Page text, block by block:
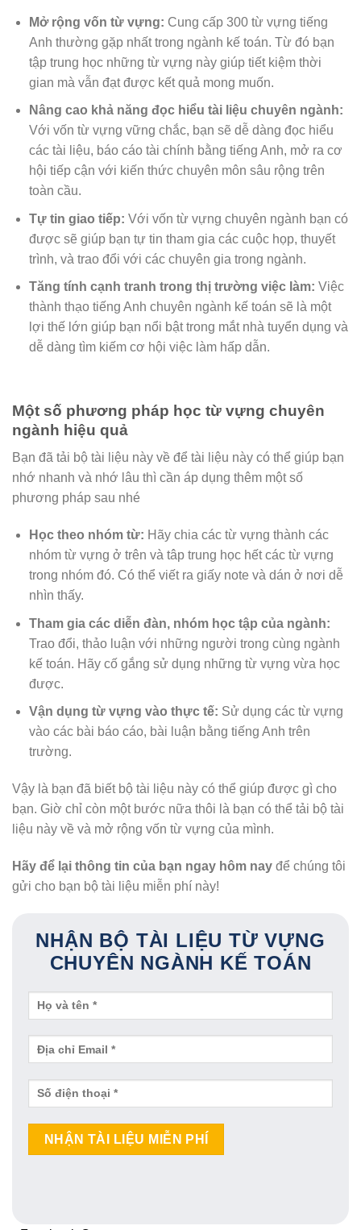
Mở rộng vốn từ vựng: Cung cấp 300 từ vựng tiếng
Anh thường gặp nhất trong ngành kế toán. Từ đó bạn
tập trung học những từ vựng này giúp tiết kiệm thời
gian mà vẫn đạt được kết quả mong muốn.
Nâng cao khả năng đọc hiểu tài liệu chuyên ngành:
Với vốn từ vựng vững chắc, bạn sẽ dễ dàng đọc hiểu
các tài liệu, báo cáo tài chính bằng tiếng Anh, mở ra cơ
hội tiếp cận với kiến thức chuyên môn sâu rộng trên
toàn cầu.
Tự tin giao tiếp: Với vốn từ vựng chuyên ngành bạn có
được sẽ giúp bạn tự tin tham gia các cuộc họp, thuyết
trình, và trao đổi với các chuyên gia trong ngành.
Tăng tính cạnh tranh trong thị trường việc làm: Việc
thành thạo tiếng Anh chuyên ngành kế toán sẽ là một
lợi thế lớn giúp bạn nổi bật trong mắt nhà tuyển dụng và
dễ dàng tìm kiếm cơ hội việc làm hấp dẫn.
Một số phương pháp học từ vựng chuyên
ngành hiệu quả
Bạn đã tải bộ tài liệu này về để tài liệu này có thể giúp bạn
nhớ nhanh và nhớ lâu thì cần áp dụng thêm một số
phương pháp sau nhé
Học theo nhóm từ: Hãy chia các từ vựng thành các
nhóm từ vựng ở trên và tâp trung học hết các từ vựng
trong nhóm đó. Có thể viết ra giấy note và dán ở nơi dễ
nhìn thấy.
Tham gia các diễn đàn, nhóm học tập của ngành:
Trao đổi, thảo luận với những người trong cùng ngành
kế toán. Hãy cố gắng sử dụng những từ vựng vừa học
được.
Vận dụng từ vựng vào thực tế: Sử dụng các từ vựng
vào các bài báo cáo, bài luận bằng tiếng Anh trên
trường.
Vậy là bạn đã biết bộ tài liệu này có thể giúp được gì cho
bạn. Giờ chỉ còn một bước nữa thôi là bạn có thể tải bộ tài
liệu này về và mở rộng vốn từ vựng của mình.
Hãy để lại thông tin của bạn ngay hôm nay để chúng tôi
gửi cho bạn bộ tài liệu miễn phí này!
NHẬN BỘ TÀI LIỆU TỪ VỰNG
CHUYÊN NGÀNH KẾ TOÁN